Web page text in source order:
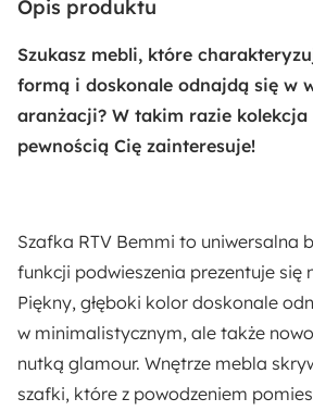
Wyprodukowano w Polsce
Zabezpieczenie obrzeży:
Obrzeża ABS
Biały
Kolor korpusu:
Biały
Opis produktu
Szukasz mebli, które
formą i doskonale odnajdą się w
aranżacji? W takim razie kolekcja
pewnością Cię zainteresuje!
Szafka RTV Bemmi to uniwersalna
funkcji podwieszenia prezentuje się
Piękny, głęboki kolor doskonale
w minimalistycznym, ale także
nutką glamour. Wnętrze mebla
szafki, które z powodzeniem